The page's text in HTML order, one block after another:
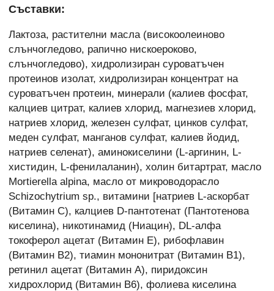
Съставки:
Лактоза, растителни масла (високоолеиново
слънчогледово, рапично нискоероково,
слънчогледово), хидролизиран суроватъчен
протеинов изолат, хидролизиран концентрат на
суроватъчен протеин, минерали (калиев фосфат,
калциев цитрат, калиев хлорид, магнезиев хлорид,
натриев хлорид, железен сулфат, цинков сулфат,
меден сулфат, манганов сулфат, калиев йодид,
натриев селенат), аминокиселини (L-аргинин, L-
хистидин, L-фенилаланин), холин битартрат, масло
Mortierella alpina, масло от микроводорасло
Schizochytrium sp., витамини [натриев L-аскорбат
(Витамин C), калциев D-пантотенат (Пантотенова
киселина), никотинамид (Ниацин), DL-алфа
токоферол ацетат (Витамин E), рибофлавин
(Витамин B2), тиамин мононитрат (Витамин B1),
ретинил ацетат (Витамин А), пиридоксин
хидрохлорид (Витамин B6), фолиева киселина